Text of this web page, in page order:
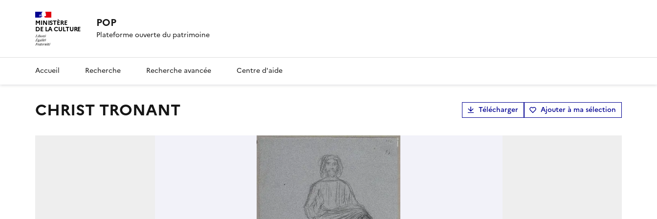
MINISTÈRE
DE LA CULTURE POP
Plateforme ouverte du patrimoine
Accueil Recherche Recherche avancée Centre d'aide
CHRIST TRONANT Télécharger Ajouter à ma sélection